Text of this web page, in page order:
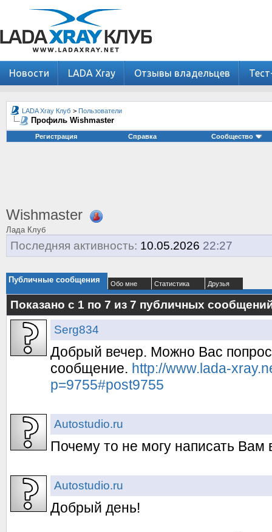
Новости LADA Xray Отзывы владельцев
LADA Xray Клуб > Пользователи
Профиль Wishmaster
Регистрация Справка Сообщество
Wishmaster
Лада Клуб
Последняя активность: 10.05.2026 22:27
Публичные сообщения Обо мне Статистика Друзья
Показано с 1 по 7 из 7 публичных
Serg834
Добрый вечер. Можно Вас
сообщение. http://www.lada-
p=9755#post9755
Autostudio.ru
Почему то не могу написать Вам
Autostudio.ru
Добрый день!